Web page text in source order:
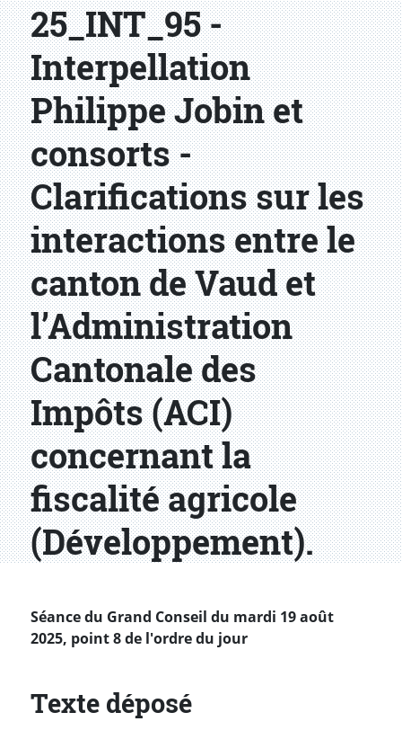
25_INT_95 -
Interpellation
Philippe Jobin et
consorts -
Clarifications sur les
interactions entre le
canton de Vaud et
l’Administration
Cantonale des
Impôts (ACI)
concernant la
fiscalité agricole
(Développement).
Séance du Grand Conseil du mardi 19 août
2025, point 8 de l'ordre du jour
Texte déposé